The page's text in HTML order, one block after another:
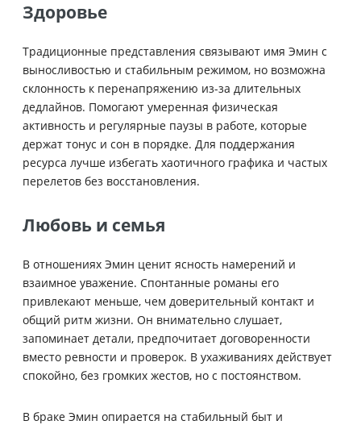
Здоровье
Традиционные представления связывают имя Эмин с
выносливостью и стабильным режимом, но возможна
склонность к перенапряжению из-за длительных
дедлайнов. Помогают умеренная физическая
активность и регулярные паузы в работе, которые
держат тонус и сон в порядке. Для поддержания
ресурса лучше избегать хаотичного графика и частых
перелетов без восстановления.
Любовь и семья
В отношениях Эмин ценит ясность намерений и
взаимное уважение. Спонтанные романы его
привлекают меньше, чем доверительный контакт и
общий ритм жизни. Он внимательно слушает,
запоминает детали, предпочитает договоренности
вместо ревности и проверок. В ухаживаниях действует
спокойно, без громких жестов, но с постоянством.
В браке Эмин опирается на стабильный быт и